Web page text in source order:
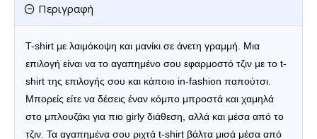
Περιγραφή
T-shirt με λαιμόκοψη και μανίκι σε άνετη γραμμή. Μια
επιλογή είναι να το αγαπημένο σου εφαρμοστό τζιν με το t-
shirt της επιλογής σου και κάποιο in-fashion παπούτσι.
Μπορείς είτε να δέσεις έναν κόμπο μπροστά και χαμηλά
στο μπλουζάκι για πιο girly διάθεση, αλλά και μέσα από το
τζιν. Τα αγαπημένα σου ριχτά t-shirt βάλτα μισά μέσα από